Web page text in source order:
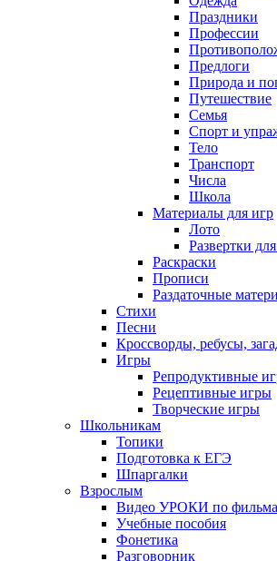
Праздники
Профессии
Предлоги
Природа и
Путешествие
Семья
Спорт и
Тело
Транспорт
Числа
Школа
Материалы для игр
Лото
Развертки
Раскраски
Прописи
Раздаточные
Стихи
Песни
Кроссворды, ребусы,
Игры
Репродуктивные
Рецептивные игры
Творческие игры
Школьникам
Топики
Подготовка к ЕГЭ
Шпаргалки
Взрослым
Видео УРОКИ по
Учебные пособия
Фонетика
Разговорник